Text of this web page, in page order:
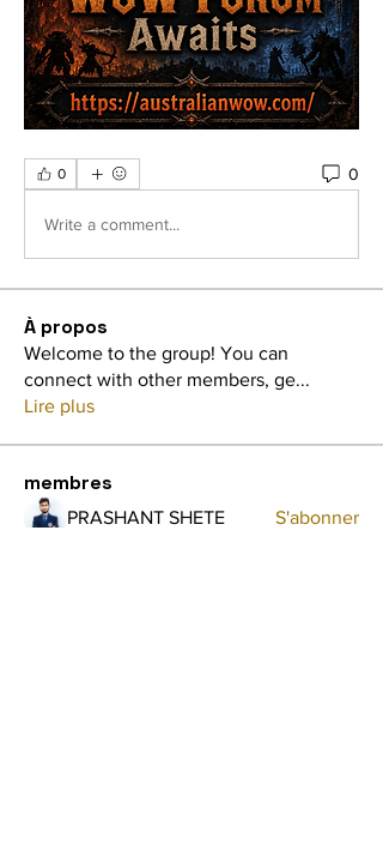
0 0
Write a comment...
À propos
Welcome to the group! You can
connect with other members, ge...
Lire plus
membres
PRASHANT SHETE S'abonner